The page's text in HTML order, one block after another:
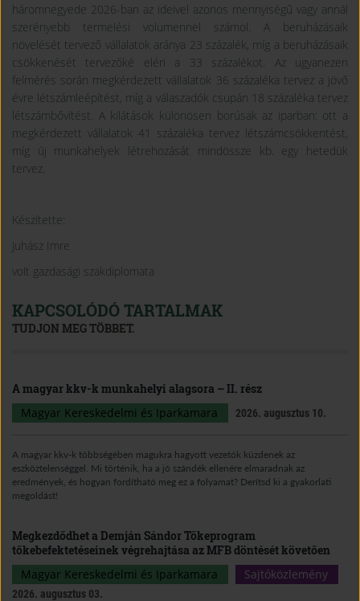
háromnegyede 2026-ban az ideivel azonos mennyiségű vagy annál
szerényebb termelési volumennel számol. A beruházásaik
növelését tervező vállalatok aránya 23 százalék, míg a beruházásaik
csökkenését tervezőké eléri a 33 százalékot. Az ugyanezen
felmérés során megkérdezett vállalatok 36 százaléka tervez a jövő
évre létszámleépítést, míg a válaszadók csupán 18 százaléka tervez
létszámbővítést. A kilátások különösen borúsak az iparban: ott a
megkérdezett vállalatok 41 százaléka tervez létszámcsökkentést,
míg új munkahelyek létrehozását mindössze kb. egy hetedük
tervez.
Készítette:
Juhász Imre
volt gazdasági szakdiplomata
KAPCSOLÓDÓ TARTALMAK
TUDJON MEG TÖBBET.
A magyar kkv-k munkahelyi alagsora – II. rész
Magyar Kereskedelmi és Iparkamara
2026. augusztus 10.
A magyar kkv-k többségében magukra hagyott vezetők küzdenek az
eszköztelenséggel. Mi történik, ha a jó szándék ellenére elmaradnak az
eredmények, és hogyan fordítható meg ez a folyamat? Derítsd ki a gyakorlati
megoldást!
Megkezdődhet a Demján Sándor Tőkeprogram
tőkebefektetéseinek végrehajtása az MFB döntését követően
Magyar Kereskedelmi és Iparkamara
Sajtóközlemény
2026. augusztus 03.